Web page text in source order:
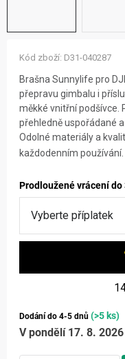
Brašna Sunnylife pro
přepravu gimbalu i
měkké vnitřní podšívce.
přehledně uspořádané
Odolné materiály a
každodenním používání.
Prodloužené vrácení do
Dodání do 4-5 dnů (>5 ks)
V pondělí 17. 8.
Kód zboží: D31-040287